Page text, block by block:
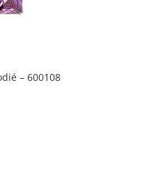
– 600108